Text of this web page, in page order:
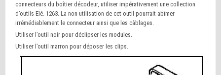
connecteurs du boîtier décodeur, utiliser impérativement une collection
d’outils Elé. 1263. La non-utilisation de cet outil pourrait abîmer
irrémédiablement le connecteur ainsi que les câblages.
Utiliser l’outil noir pour déclipser les modules.
Utiliser l’outil marron pour déposer les clips.